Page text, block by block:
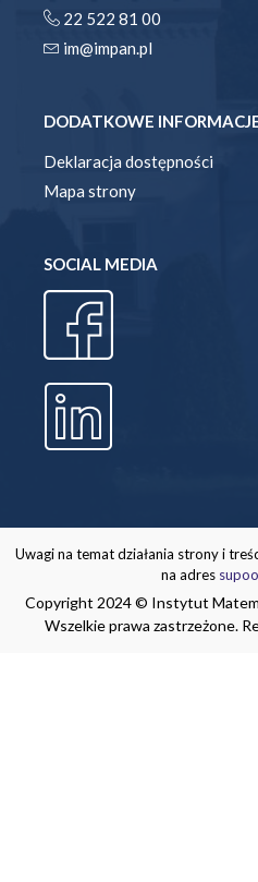
22 522 81 00
im@impan.pl
DODATKOWE
Deklaracja dostępności
Mapa strony
SOCIAL MEDIA
Uwagi na temat działania strony i
na adres
Copyright 2024 © Instytut
Wszelkie prawa zastrzeżone.